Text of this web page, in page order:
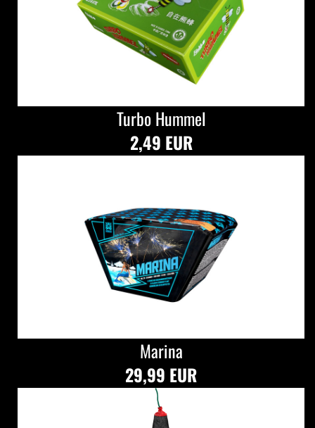
Turbo Hummel
2,49 EUR
Marina
29,99 EUR